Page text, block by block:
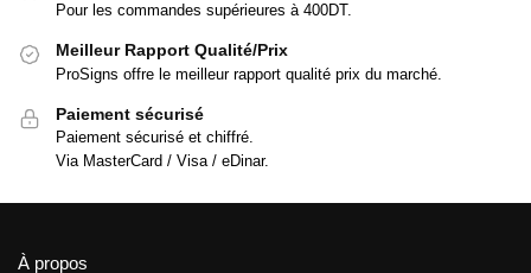
Pour les commandes supérieures à 400DT.
Meilleur Rapport Qualité/Prix
ProSigns offre le meilleur rapport qualité prix du marché.
Paiement sécurisé
Paiement sécurisé et chiffré.
Via MasterCard / Visa / eDinar.
À propos